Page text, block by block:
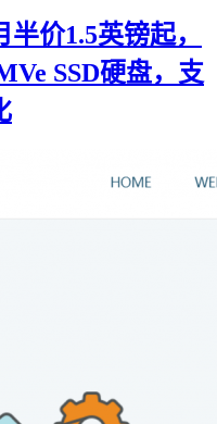
价1.5英镑起，
SSD硬盘，支